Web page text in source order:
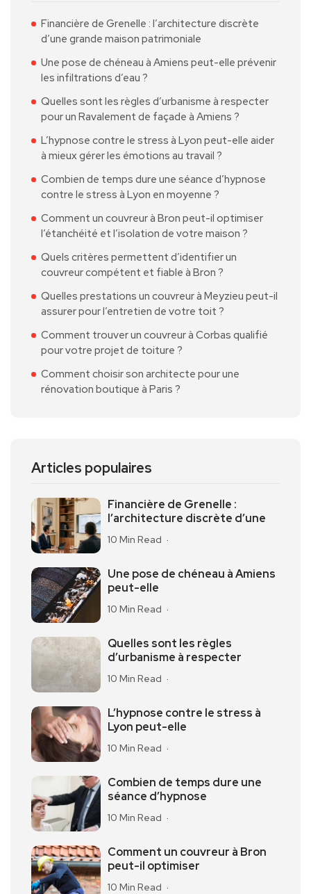
Financière de Grenelle : l’architecture discrète
d’une grande maison patrimoniale
Une pose de chéneau à Amiens peut-elle prévenir
les infiltrations d’eau ?
Quelles sont les règles d’urbanisme à respecter
pour un Ravalement de façade à Amiens ?
L’hypnose contre le stress à Lyon peut-elle aider
à mieux gérer les émotions au travail ?
Combien de temps dure une séance d’hypnose
contre le stress à Lyon en moyenne ?
Comment un couvreur à Bron peut-il optimiser
l’étanchéité et l’isolation de votre maison ?
Quels critères permettent d’identifier un
couvreur compétent et fiable à Bron ?
Quelles prestations un couvreur à Meyzieu peut-il
assurer pour l’entretien de votre toit ?
Comment trouver un couvreur à Corbas qualifié
pour votre projet de toiture ?
Comment choisir son architecte pour une
rénovation boutique à Paris ?
Articles populaires
Financière de Grenelle :
l’architecture discrète d’une
10 Min Read
Une pose de chéneau à Amiens
peut-elle
10 Min Read
Quelles sont les règles
d’urbanisme à respecter
10 Min Read
L’hypnose contre le stress à
Lyon peut-elle
10 Min Read
Combien de temps dure une
séance d’hypnose
10 Min Read
Comment un couvreur à Bron
peut-il optimiser
10 Min Read